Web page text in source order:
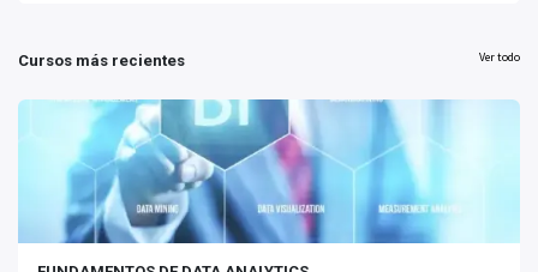
Estudios de Tercer Nivel: Ingeniería en Electrónica y Computación
Sistemas de Control y Automatización Industrial
Especialización: PHD(c) Programa de Doctorado en Estadística Multivariante Aplicada
Experiencia: Docente investigador del grupo de Inteligencia de Negocios y Ciencia de Datos
Ver todo
Cursos más recientes